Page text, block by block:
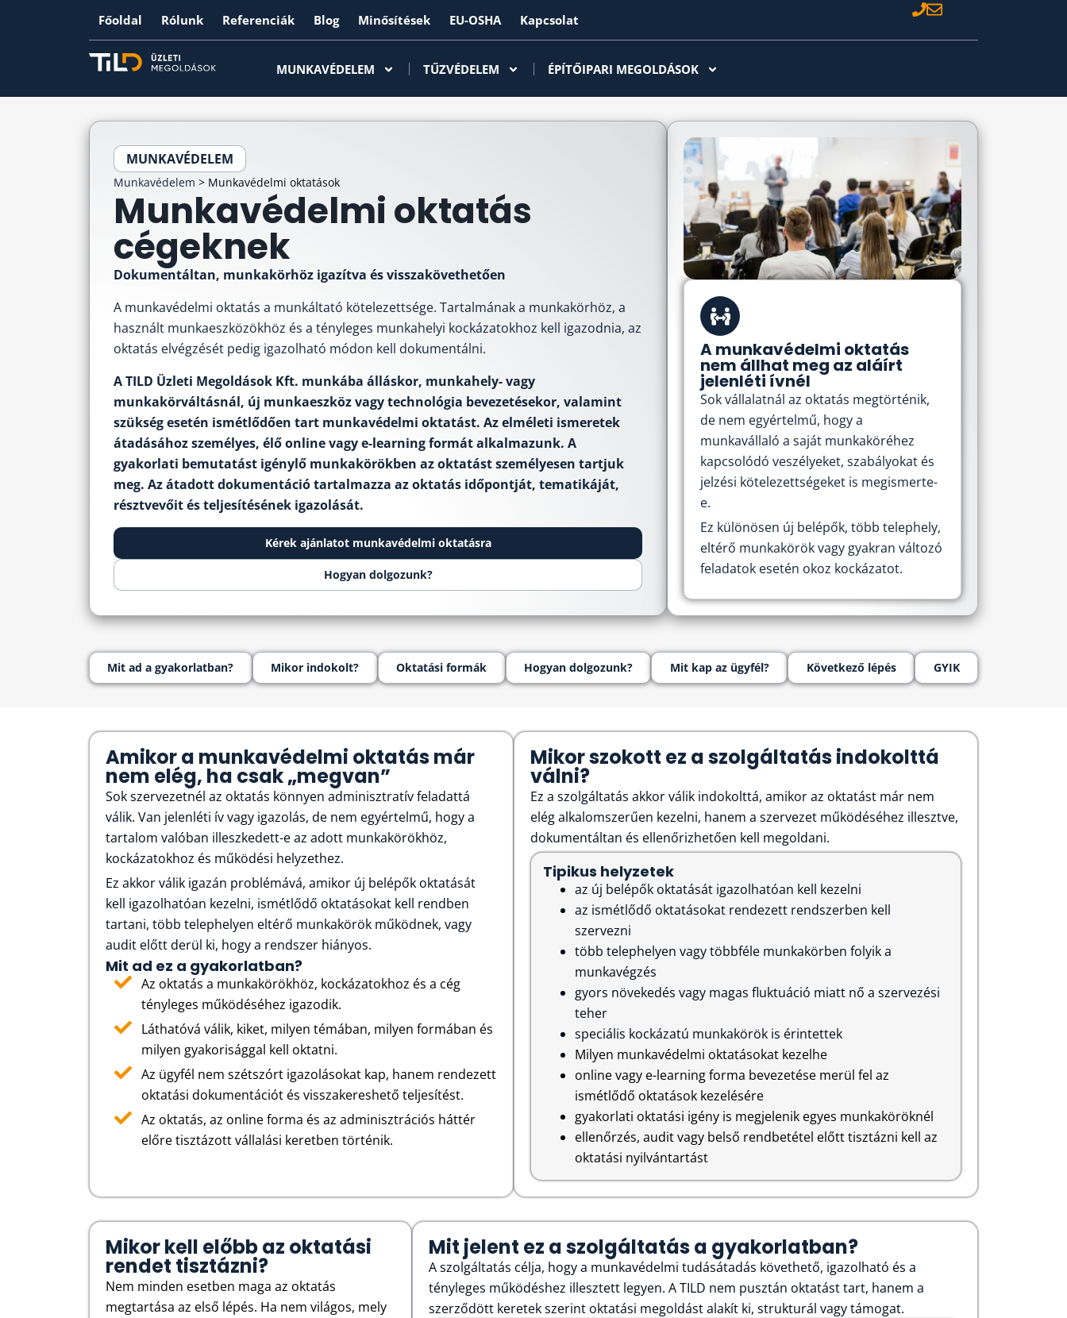
Főoldal Rólunk Referenciák Blog Minősítések EU-OSHA Kapcsolat
MUNKAVÉDELEM TŰZVÉDELEM ÉPÍTŐIPARI MEGOLDÁSOK
MUNKAVÉDELEM
Munkavédelem > Munkavédelmi oktatások
Munkavédelmi oktatás
cégeknek
Dokumentáltan, munkakörhöz igazítva és visszakövethetően
A munkavédelmi oktatás a munkáltató kötelezettsége. Tartalmának a munkakörhöz, a
használt munkaeszközökhöz és a tényleges munkahelyi kockázatokhoz kell igazodnia, az
oktatás elvégzését pedig igazolható módon kell dokumentálni.
A TILD Üzleti Megoldások Kft. munkába álláskor, munkahely- vagy
munkakörváltásnál, új munkaeszköz vagy technológia bevezetésekor, valamint
szükség esetén ismétlődően tart munkavédelmi oktatást. Az elméleti ismeretek
átadásához személyes, élő online vagy e-learning formát alkalmazunk. A
gyakorlati bemutatást igénylő munkakörökben az oktatást személyesen tartjuk
meg. Az átadott dokumentáció tartalmazza az oktatás időpontját, tematikáját,
résztvevőit és teljesítésének igazolását.
Kérek ajánlatot munkavédelmi oktatásra
Hogyan dolgozunk?
A munkavédelmi oktatás
nem állhat meg az aláírt
jelenléti ívnél
Sok vállalatnál az oktatás megtörténik,
de nem egyértelmű, hogy a
munkavállaló a saját munkaköréhez
kapcsolódó veszélyeket, szabályokat és
jelzési kötelezettségeket is megismerte-
e.
Ez különösen új belépők, több telephely,
eltérő munkakörök vagy gyakran változó
feladatok esetén okoz kockázatot.
Mit ad a gyakorlatban? Mikor indokolt? Oktatási formák Hogyan dolgozunk? Mit kap az ügyfél? Következő lépés GYIK
Amikor a munkavédelmi oktatás már
nem elég, ha csak „megvan”
Sok szervezetnél az oktatás könnyen adminisztratív feladattá
válik. Van jelenléti ív vagy igazolás, de nem egyértelmű, hogy a
tartalom valóban illeszkedett-e az adott munkakörökhöz,
kockázatokhoz és működési helyzethez.
Ez akkor válik igazán problémává, amikor új belépők oktatását
kell igazolhatóan kezelni, ismétlődő oktatásokat kell rendben
tartani, több telephelyen eltérő munkakörök működnek, vagy
audit előtt derül ki, hogy a rendszer hiányos.
Mit ad ez a gyakorlatban?
Az oktatás a munkakörökhöz, kockázatokhoz és a cég
tényleges működéséhez igazodik.
Láthatóvá válik, kiket, milyen témában, milyen formában és
milyen gyakorisággal kell oktatni.
Az ügyfél nem szétszórt igazolásokat kap, hanem rendezett
oktatási dokumentációt és visszakereshető teljesítést.
Az oktatás, az online forma és az adminisztrációs háttér
előre tisztázott vállalási keretben történik.
Mikor szokott ez a szolgáltatás indokolttá
válni?
Ez a szolgáltatás akkor válik indokolttá, amikor az oktatást már nem
elég alkalomszerűen kezelni, hanem a szervezet működéséhez illesztve,
dokumentáltan és ellenőrizhetően kell megoldani.
Tipikus helyzetek
az új belépők oktatását igazolhatóan kell kezelni
az ismétlődő oktatásokat rendezett rendszerben kell
szervezni
több telephelyen vagy többféle munkakörben folyik a
munkavégzés
gyors növekedés vagy magas fluktuáció miatt nő a szervezési
teher
speciális kockázatú munkakörök is érintettek
Milyen munkavédelmi oktatásokat kezelhe
online vagy e-learning forma bevezetése merül fel az
ismétlődő oktatások kezelésére
gyakorlati oktatási igény is megjelenik egyes munkaköröknél
ellenőrzés, audit vagy belső rendbetétel előtt tisztázni kell az
oktatási nyilvántartást
Mikor kell előbb az oktatási
rendet tisztázni?
Nem minden esetben maga az oktatás
megtartása az első lépés. Ha nem világos, mely
Mit jelent ez a szolgáltatás a gyakorlatban?
A szolgáltatás célja, hogy a munkavédelmi tudásátadás követhető, igazolható és a
tényleges működéshez illesztett legyen. A TILD nem pusztán oktatást tart, hanem a
szerződött keretek szerint oktatási megoldást alakít ki, strukturál vagy támogat.